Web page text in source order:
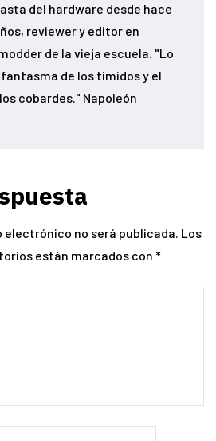
del hardware desde hace
reviewer y editor en
de la vieja escuela. "Lo
de los tímidos y el
cobardes." Napoleón
electrónico no será publicada. Los
están marcados con *